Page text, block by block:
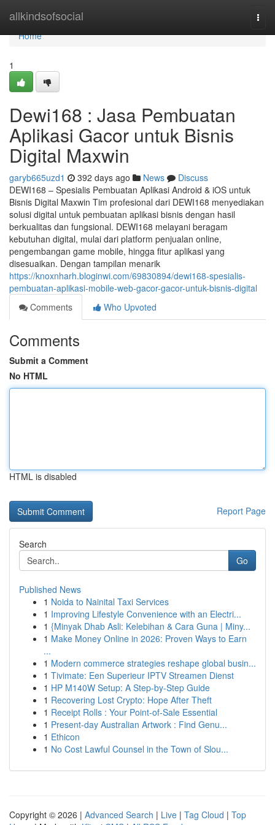
allkindsofsocial
Home
Home
1
Dewi168 : Jasa Pembuatan
Aplikasi Gacor untuk Bisnis
Digital Maxwin
garyb665uzd1 392 days ago News
Discuss
DEWI168 – Spesialis Pembuatan Aplikasi Android & iOS untuk
Bisnis Digital Maxwin Tim profesional dari DEWI168 menyediakan
solusi digital untuk pembuatan aplikasi bisnis dengan hasil
berkualitas dan fungsional. DEWI168 melayani beragam
kebutuhan digital, mulai dari platform penjualan online,
pengembangan game mobile, hingga fitur aplikasi yang
disesuaikan. Dengan tampilan menarik
https://knoxnharh.bloginwi.com/69830894/dewi168-spesialis-
pembuatan-aplikasi-mobile-web-gacor-gacor-untuk-bisnis-digital
Comments
Who Upvoted
Comments
Submit a Comment
No HTML
HTML is disabled
Report Page
Search
Go
Published News
1 Noida to Nainital Taxi Services
1 Improving Lifestyle Convenience with an Electri...
1 {Minyak Dhab Asli: Kelebihan & Cara Guna | Miny...
1 Make Money Online in 2026: Proven Ways to Earn
...
1 Modern commerce strategies reshape global busin...
1 Tivimate: Een Superieur IPTV Streamen Dienst
1 HP M140W Setup: A Step-by-Step Guide
1 Recovering Lost Crypto: Hope After Theft
1 Receipt Rolls : Your Point-of-Sale Essential
1 Present-day Australian Artwork : Find Genu...
1 Ethicon
1 No Cost Lawful Counsel in the Town of Slou...
Copyright © 2026 | Advanced Search | Live | Tag Cloud | Top